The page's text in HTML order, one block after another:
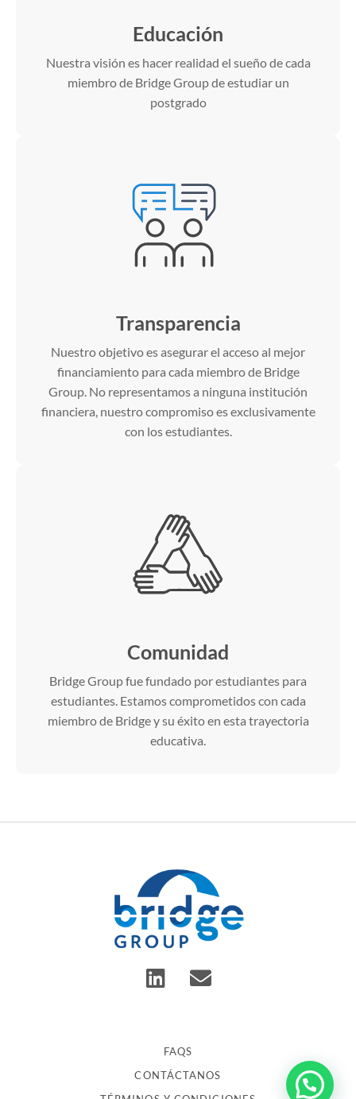
Educación
Nuestra visión es hacer realidad el sueño de cada
miembro de Bridge Group de estudiar un
postgrado
Transparencia
Nuestro objetivo es asegurar el acceso al mejor
financiamiento para cada miembro de Bridge
Group. No representamos a ninguna institución
financiera, nuestro compromiso es exclusivamente
con los estudiantes.
Comunidad
Bridge Group fue fundado por estudiantes para
estudiantes. Estamos comprometidos con cada
miembro de Bridge y su éxito en esta trayectoria
educativa.
FAQS
CONTÁCTANOS